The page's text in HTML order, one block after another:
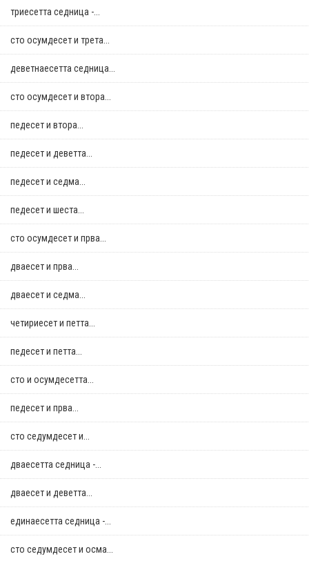
триесетта седница -...
сто осумдесет и трета...
деветнаесетта седница...
сто осумдесет и втора...
педесет и втора...
педесет и деветта...
педесет и седма...
педесет и шеста...
сто осумдесет и прва...
дваесет и прва...
дваесет и седма...
четириесет и петта...
педесет и петта...
сто и осумдесетта...
педесет и прва...
сто седумдесет и...
дваесетта седница -...
дваесет и деветта...
единаесетта седница -...
сто седумдесет и осма...